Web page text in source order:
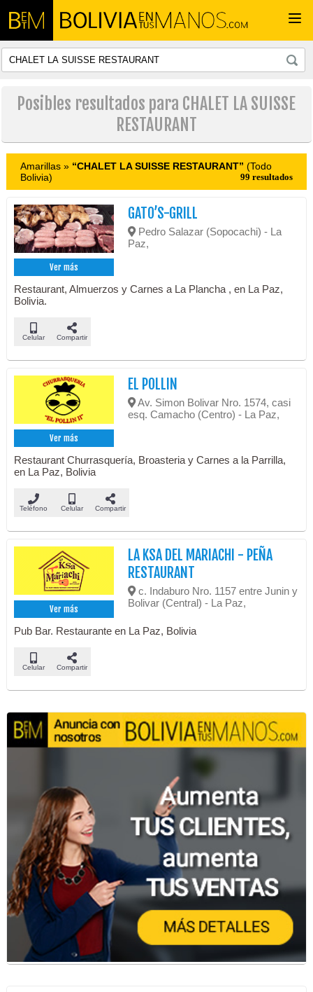
Posibles resultados para CHALET LA SUISSE
RESTAURANT
Amarillas » “CHALET LA SUISSE RESTAURANT” (Todo
Bolivia)
99 resultados
Ver más
GATO’S-GRILL
Pedro Salazar (Sopocachi) - La
Paz,
Restaurant, Almuerzos y Carnes a La Plancha , en La Paz,
Bolivia.
Celular Compartir
Ver más
EL POLLIN
Av. Simon Bolivar Nro. 1574, casi
esq. Camacho (Centro) - La Paz,
Restaurant Churrasquería, Broasteria y Carnes a la Parrilla,
en La Paz, Bolivia
Teléfono Celular Compartir
Ver más
LA KSA DEL MARIACHI - PEÑA
RESTAURANT
c. Indaburo Nro. 1157 entre Junin y
Bolivar (Central) - La Paz,
Pub Bar. Restaurante en La Paz, Bolivia
Celular Compartir